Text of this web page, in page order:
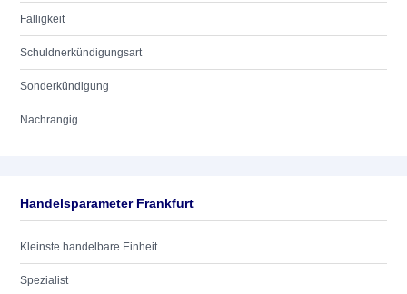
Fälligkeit
Schuldnerkündigungsart
Sonderkündigung
Nachrangig
Handelsparameter Frankfurt
Kleinste handelbare Einheit
Spezialist